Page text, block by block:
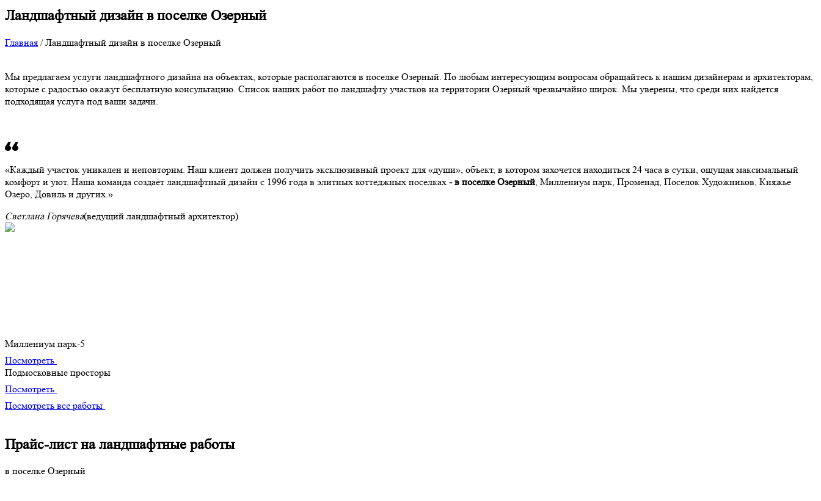
Ландшафтный дизайн в поселке Озерный
Главная /Ландшафтный дизайн в поселке Озерный
Мы предлагаем услуги ландшафтного дизайна на объектах, которые располагаются в поселке Озерный. По любым интересующим вопросам обращайтесь к нашим дизайнерам и архитекторам,
которые с радостью окажут бесплатную консультацию. Список наших работ по ландшафту участков на территории Озерный чрезвычайно широк. Мы уверены, что среди них найдется
подходящая услуга под ваши задачи.
Каждый участок уникален и неповторим. Наш клиент должен получить эксклюзивный проект для «души», объект, в котором захочется находиться 24 часа в сутки, ощущая максимальный
комфорт и уют. Наша команда создаёт ландшафтный дизайн с 1996 года в элитных коттеджных поселках - в поселке Озерный, Миллениум парк, Променад, Поселок Художников, Княжье
Озеро, Довиль и других.
Светлана Горячева(ведущий ландшафтный архитектор)
Миллениум парк-5
Посмотреть
Подмосковные просторы
Посмотреть
Посмотреть все работы
Прайс-лист на ландшафтные работы
в поселке Озерный